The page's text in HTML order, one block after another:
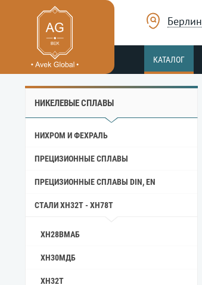
Берлин
КАТАЛОГ
НИКЕЛЕВЫЕ СПЛАВЫ
НИХРОМ И ФЕХРАЛЬ
ПРЕЦИЗИОННЫЕ СПЛАВЫ
ПРЕЦИЗИОННЫЕ СПЛАВЫ DIN, EN
СТАЛИ ХН32Т - ХН78Т
ХН28ВМАБ
ХН30МДБ
ХН32Т